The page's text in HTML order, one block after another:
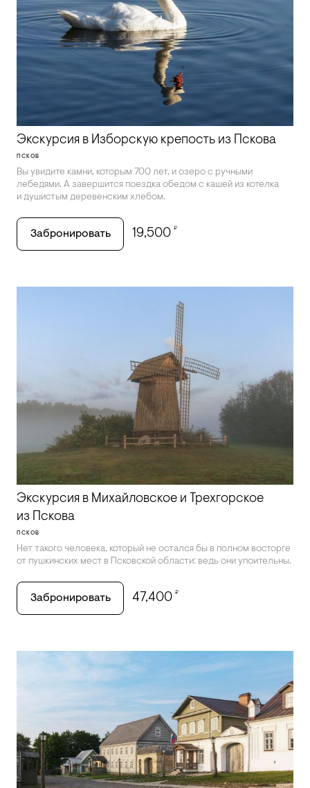
Экскурсия в Изборскую крепость из Пскова
ПСКОВ
Вы увидите камни, которым 700 лет, и озеро с ручными
лебедями. А завершится поездка обедом с кашей из котелка
и душистым деревенским хлебом.
Забронировать 19,500 ₽
Экскурсия в Михайловское и Трехгорское
из Пскова
ПСКОВ
Нет такого человека, который не остался бы в полном восторге
от пушкинских мест в Псковской области: ведь они упоительны.
Забронировать 47,400 ₽